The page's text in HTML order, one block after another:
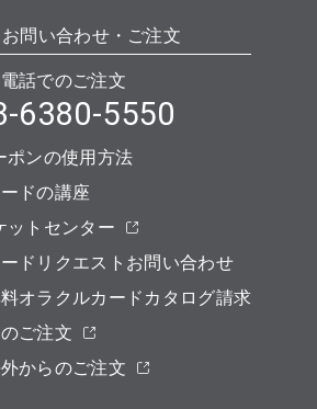
お問い合わせ・ご注文
話でのご注文
6380-5550
ポンの使用方法
ドの講座
ットセンター
ードリクエストお問い合わせ
オラクルカードカタログ請求
ご注文
からのご注文